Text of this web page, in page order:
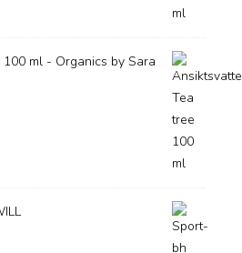
ml - Organics by Sara